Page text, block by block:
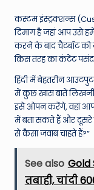
कस्टम इंस्ट्रक्शन्स
दिमाग है जहां आप उसे
करने के बाद चैटबॉट को
किस तरह का कंटेंट पसंद
हिंदी में बेहतरीन
में कुछ खास बातें लिखनी
इसे ओपन करेंगे, वहां
में बता सकते हैं और दूसरे
से कैसा जवाब चाहते हैं?”
See also Gold
तबाही, चांदी